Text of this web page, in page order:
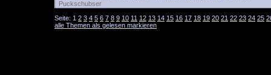
Puckschubser
Seite: 1 2 3 4 5 6 7 8 9 10 11 12 13 14 15 16 17 18 19 20 21 22 23 24 25
alle Themen als gelesen markieren